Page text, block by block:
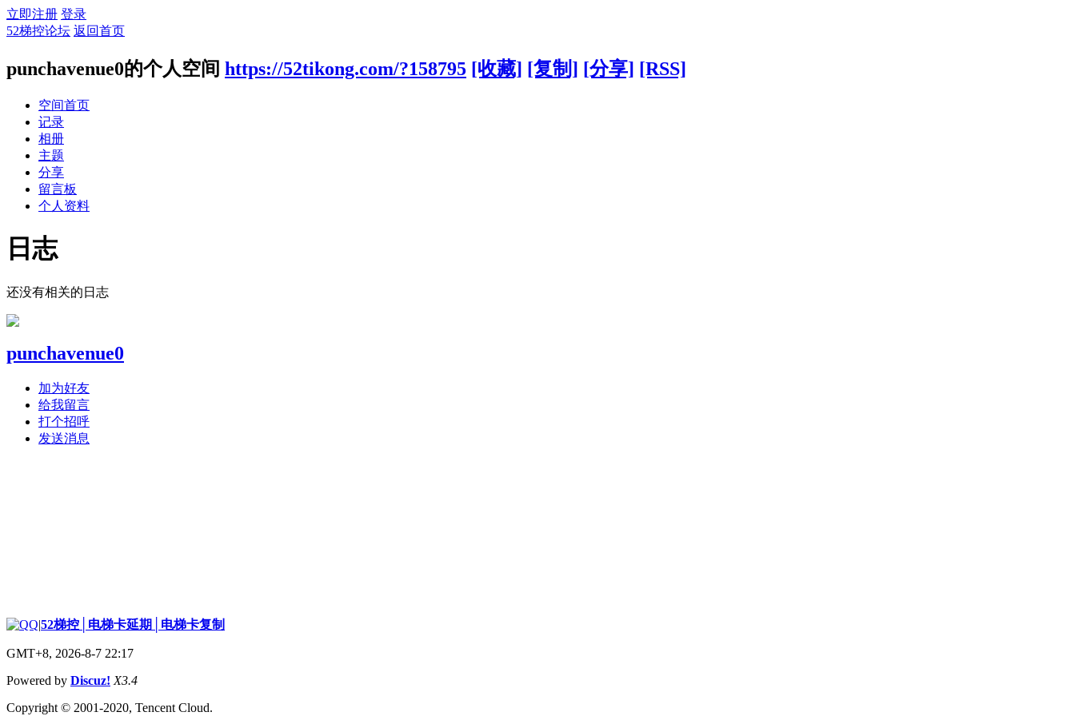
立即注册 登录
52梯控论坛 返回首页
punchavenue0的个人空间 https://52tikong.com/?158795 [收藏] [复制] [分享] [RSS]
空间首页
记录
相册
主题
分享
留言板
个人资料
日志
还没有相关的日志
punchavenue0
加为好友
给我留言
打个招呼
发送消息
|52梯控│电梯卡延期│电梯卡复制
GMT+8, 2026-8-7 22:17
Powered by Discuz! X3.4
Copyright © 2001-2020, Tencent Cloud.